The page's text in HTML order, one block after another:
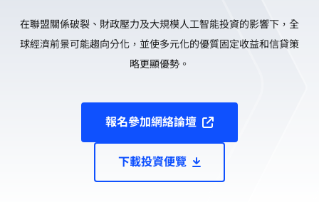
在聯盟關係破裂、財政壓力及大規模人工智能投資的影響下，全
球經濟前景可能趨向分化，並使多元化的優質固定收益和信貸策
略更顯優勢。
報名參加網絡論壇
下載投資便覽